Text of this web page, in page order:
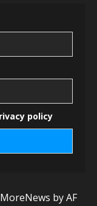
policy
MoreNews by AF